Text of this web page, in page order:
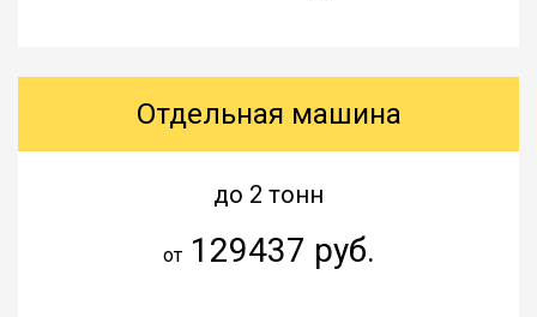
Отдельная машина
до 2 тонн
от129437 руб.